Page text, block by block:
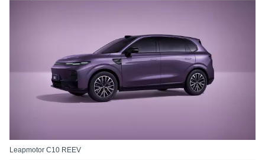
Leapmotor C10 REEV